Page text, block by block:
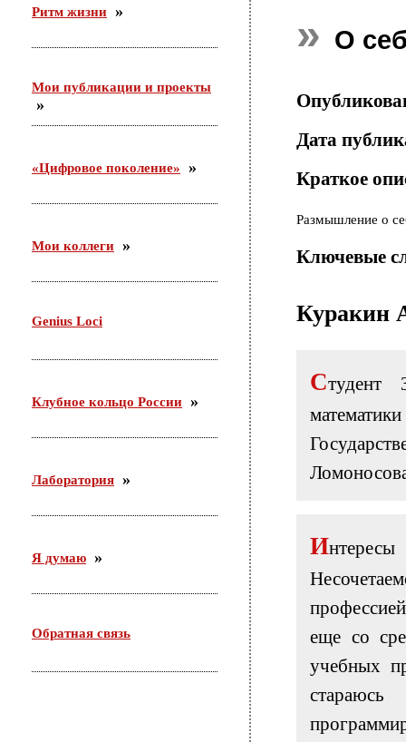
25.12.2015
Приняла участие во «II Всероссийском
корчаковском сборе: от практики к моделям
развития педагогического образования». Выступила
с сообщением «Советские педагоги и несоветские
дети. Парадоксы воспитания».
С 26 ноября по 3 декабря участвовала в российско-
германском форуме по неформальному
образованию в Академии неформального
образования «Хаус-ам-Майберг» (г.Хаппенхайм,
29 октября проводила семинар в Доме молодежи
Железнодорожного района г. Новосибирска. Тема:
«Актуальные подходы организации работы с
молодежью по месту жительства».
Ритм жизни
Мои публикации и проекты
«Цифровое поколение»
Мои коллеги
Genius Loci
Клубное кольцо России
Лаборатория
Я думаю
Обратная связь
О
Дата
Краткое
Размышление о
Ключевые
Куракин
Студент
И
еще со
учебных